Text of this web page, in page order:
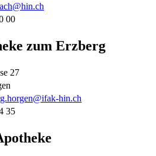
00
zum Erzberg
27
hin.ch
35